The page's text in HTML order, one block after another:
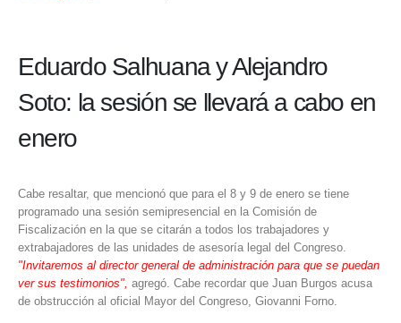
Eduardo Salhuana y Alejandro
Soto: la sesión se llevará a cabo en
enero
Cabe resaltar, que mencionó que para el 8 y 9 de enero se tiene
programado una sesión semipresencial en la Comisión de
Fiscalización en la que se citarán a todos los trabajadores y
extrabajadores de las unidades de asesoría legal del Congreso.
"Invitaremos al director general de administración para que se puedan
ver sus testimonios", agregó. Cabe recordar que Juan Burgos acusa
de obstrucción al oficial Mayor del Congreso, Giovanni Forno.